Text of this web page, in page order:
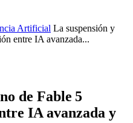
Artificial La suspensión y
entre IA avanzada...
de Fable 5
IA avanzada y